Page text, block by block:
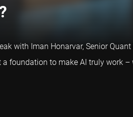
with Iman Honarvar, Senior Quant
foundation to make AI truly work